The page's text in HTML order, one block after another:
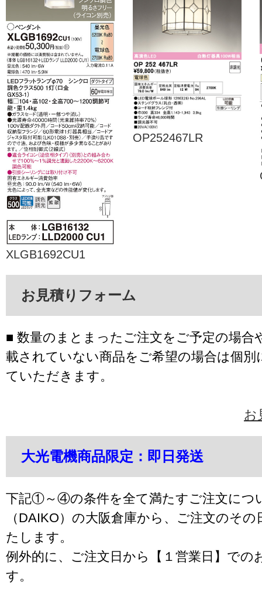
XLGB1692CU1
OP252467LR
お見積りフォーム
■ 数量のまとまったご注文をご予定の場合
載されていない商品をご希望の場合は個別
ていただきます。
お
大光電機商品限定：即日発送
下記①～④の条件を全て満たすご注文につ
（DAIKO）の大阪倉庫から、ご注文のそ
たします。
例外的に、ご注文日から【１営業日】での
す。